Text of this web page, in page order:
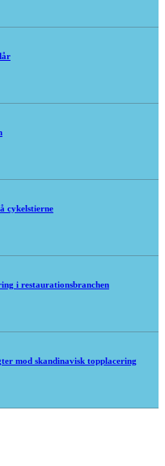
cykelstierne
i restaurationsbranchen
mod skandinavisk topplacering